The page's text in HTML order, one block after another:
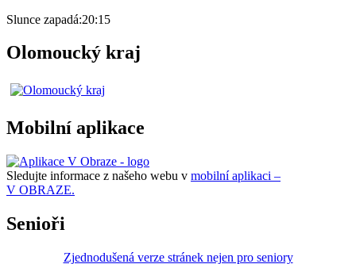
Slunce zapadá:20:15
Olomoucký kraj
Mobilní aplikace
Sledujte informace z našeho webu v mobilní aplikaci –
V OBRAZE.
Senioři
Zjednodušená verze stránek nejen pro seniory